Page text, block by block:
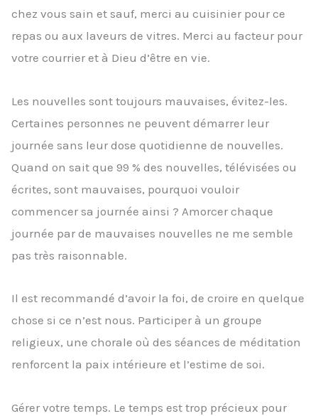
chez vous sain et sauf, merci au cuisinier pour ce
repas ou aux laveurs de vitres. Merci au facteur pour
votre courrier et à Dieu d’être en vie.
Les nouvelles sont toujours mauvaises, évitez-les.
Certaines personnes ne peuvent démarrer leur
journée sans leur dose quotidienne de nouvelles.
Quand on sait que 99 % des nouvelles, télévisées ou
écrites, sont mauvaises, pourquoi vouloir
commencer sa journée ainsi ? Amorcer chaque
journée par de mauvaises nouvelles ne me semble
pas très raisonnable.
Il est recommandé d’avoir la foi, de croire en quelque
chose si ce n’est nous. Participer à un groupe
religieux, une chorale où des séances de méditation
renforcent la paix intérieure et l’estime de soi.
Gérer votre temps. Le temps est trop précieux pour